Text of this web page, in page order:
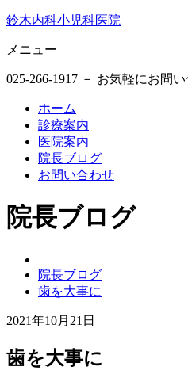
鈴木内科小児科医院
メニュー
025-266-1917 － お気軽にお問
ホーム
診療案内
医院案内
院長ブログ
お問い合わせ
院長ブログ
木
内
小
科
院長ブログ
歯を大事に
2021年10月21日
年
10
木
内
歯を大事に